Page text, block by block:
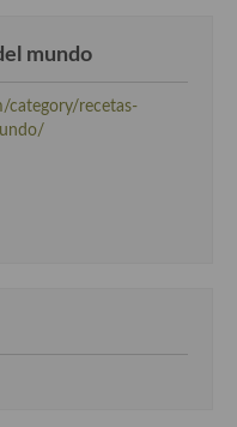
mundo
category/recetas-